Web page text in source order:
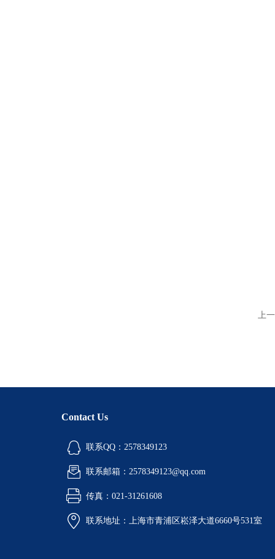
上
Contact Us
联系QQ：2578349123
联系邮箱：2578349123@qq.com
传真：021-31261608
联系地址：上海市青浦区崧泽大道6660号531室